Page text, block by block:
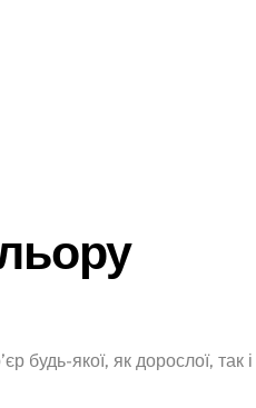
будь-якої, як дорослої, так і